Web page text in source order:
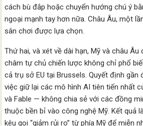
cách bù đắp hoặc chuyển hướng chú ý
ngoại mạnh tay hơn nữa. Châu Âu, một
sân chơi được lựa chọn.
Thứ hai, và xét về dài hạn, Mỹ và châu
châm tự chủ chiến lược không chỉ phổ
cả trụ sở EU tại Brussels. Quyết định gần
việc giữ lại các mô hình AI tiên tiến nhất
và Fable — không chia sẻ với các đồng
thuộc bền bỉ vào công nghệ Mỹ. Kết quả
kêu gọi “giảm rủi ro” từ phía Mỹ để miễn